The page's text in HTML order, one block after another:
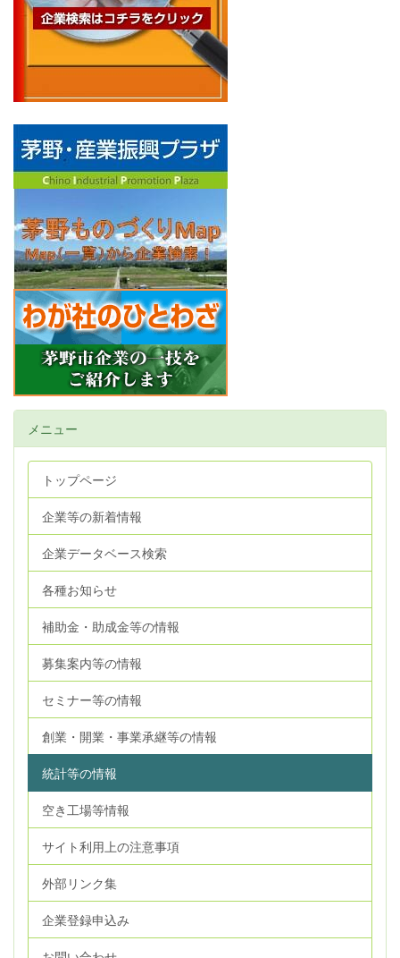
メニュー
トップページ
企業等の新着情報
企業データベース検索
各種お知らせ
補助金・助成金等の情報
募集案内等の情報
セミナー等の情報
創業・開業・事業承継等の情報
統計等の情報
空き工場等情報
サイト利用上の注意事項
外部リンク集
企業登録申込み